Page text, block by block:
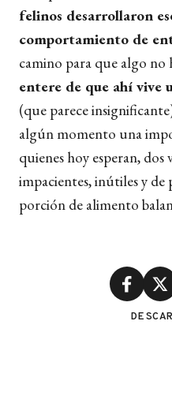
felinos desarrollaron
comportamiento de
camino para que algo no
entere de que ahí vive
(que parece
algún momento una
quienes hoy esperan, dos
impacientes, inútiles y de
porción de alimento